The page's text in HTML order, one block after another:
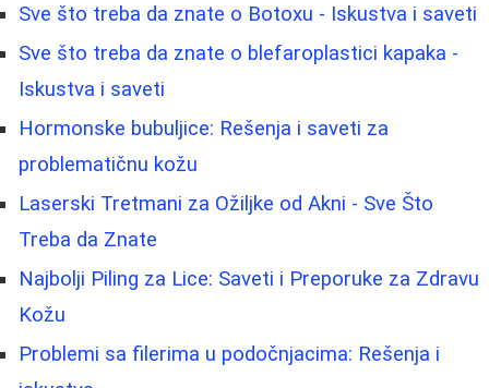
Sve što treba da znate o Botoxu - Iskustva i saveti
Sve što treba da znate o blefaroplastici kapaka -
Iskustva i saveti
Hormonske bubuljice: Rešenja i saveti za
problematičnu kožu
Laserski Tretmani za Ožiljke od Akni - Sve Što
Treba da Znate
Najbolji Piling za Lice: Saveti i Preporuke za Zdravu
Kožu
Problemi sa filerima u podočnjacima: Rešenja i